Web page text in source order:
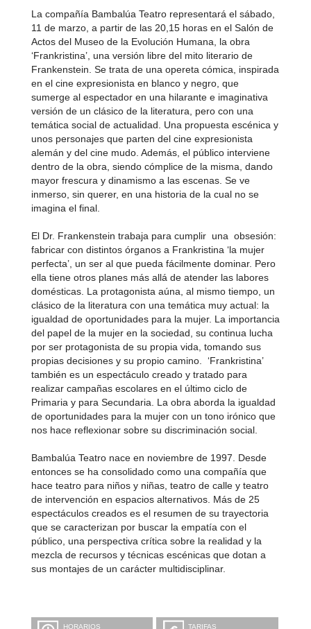
La compañía Bambalúa Teatro representará el sábado,
11 de marzo, a partir de las 20,15 horas en el Salón de
Actos del Museo de la Evolución Humana, la obra
‘Frankristina’, una versión libre del mito literario de
Frankenstein. Se trata de una opereta cómica, inspirada
en el cine expresionista en blanco y negro, que
sumerge al espectador en una hilarante e imaginativa
versión de un clásico de la literatura, pero con una
temática social de actualidad. Una propuesta escénica y
unos personajes que parten del cine expresionista
alemán y del cine mudo. Además, el público interviene
dentro de la obra, siendo cómplice de la misma, dando
mayor frescura y dinamismo a las escenas. Se ve
inmerso, sin querer, en una historia de la cual no se
imagina el final.
El Dr. Frankenstein trabaja para cumplir una obsesión:
fabricar con distintos órganos a Frankristina ‘la mujer
perfecta’, un ser al que pueda fácilmente dominar. Pero
ella tiene otros planes más allá de atender las labores
domésticas. La protagonista aúna, al mismo tiempo, un
clásico de la literatura con una temática muy actual: la
igualdad de oportunidades para la mujer. La importancia
del papel de la mujer en la sociedad, su continua lucha
por ser protagonista de su propia vida, tomando sus
propias decisiones y su propio camino. ‘Frankristina’
también es un espectáculo creado y tratado para
realizar campañas escolares en el último ciclo de
Primaria y para Secundaria. La obra aborda la igualdad
de oportunidades para la mujer con un tono irónico que
nos hace reflexionar sobre su discriminación social.
Bambalúa Teatro nace en noviembre de 1997. Desde
entonces se ha consolidado como una compañía que
hace teatro para niños y niñas, teatro de calle y teatro
de intervención en espacios alternativos. Más de 25
espectáculos creados es el resumen de su trayectoria
que se caracterizan por buscar la empatía con el
público, una perspectiva crítica sobre la realidad y la
mezcla de recursos y técnicas escénicas que dotan a
sus montajes de un carácter multidisciplinar.
HORARIOS TARIFAS